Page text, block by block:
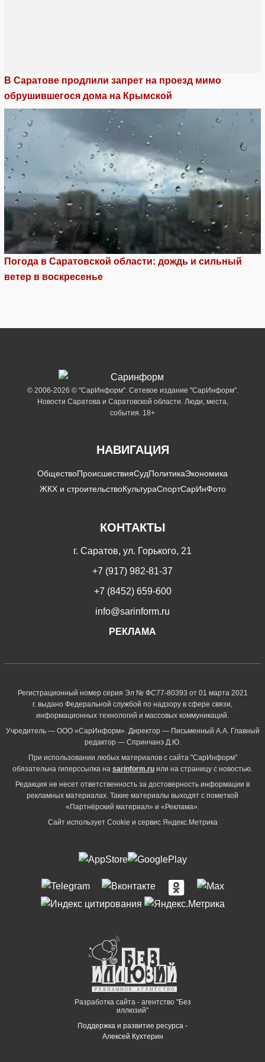
В Саратове продлили запрет на проезд мимо
обрушившегося дома на Крымской
Погода в Саратовской области: дождь и сильный
ветер в воскресенье
© 2006-2026 © "СарИнформ". Сетевое издание "СарИнформ".
Новости Саратова и Саратовской области. Люди, места,
события. 18+
НАВИГАЦИЯ
ОбществоПроисшествияСудПолитикаЭкономика
ЖКХ и строительствоКультураСпортСарИнФото
КОНТАКТЫ
г. Саратов, ул. Горького, 21
+7 (917) 982-81-37
+7 (8452) 659-600
info@sarinform.ru
РЕКЛАМА
Регистрационный номер серия Эл № ФС77-80393 от 01 марта 2021
г. выдано Федеральной службой по надзору в сфере связи,
информационных технологий и массовых коммуникаций.
Учредитель — ООО «СарИнформ». Директор — Письменный А.А. Главный
редактор — Спринчанэ Д.Ю.
При использовании любых материалов с сайта "СарИнформ"
обязательна гиперссылка на sarinform.ru или на страницу с новостью.
Редакция не несет ответственность за достоверность информации в
рекламных материалах. Такие материалы выходят с пометкой
«Партнёрский материал» и «Реклама».
Сайт использует Cookie и сервиc Яндекс.Метрика
Разработка сайта - агентство "Без
иллюзий"
Поддержка и развитие ресурса -
Алексей Кухтерин